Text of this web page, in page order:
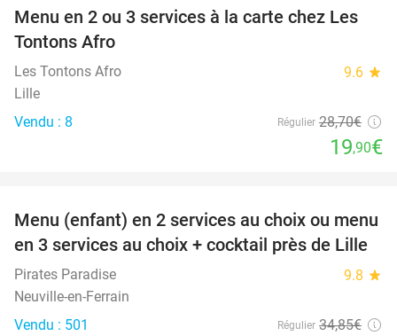
31%
Menu en 2 ou 3 services à la carte chez Les
Tontons Afro
Les Tontons Afro 9.6 star
Lille
Vendu : 8
Régulier 28,70€
19,90€
34%
Menu (enfant) en 2 services au choix ou menu
en 3 services au choix + cocktail près de Lille
Pirates Paradise 9.8 star
Neuville-en-Ferrain
Vendu : 501
Régulier 34,85€